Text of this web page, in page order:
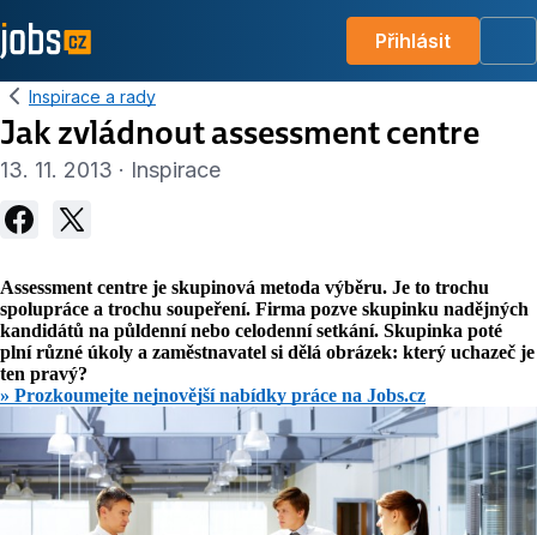
Přihlásit
Inspirace a rady
Jak zvládnout assessment centre
13. 11. 2013 · Inspirace
Assessment centre je skupinová metoda výběru. Je to trochu
spolupráce a trochu soupeření. Firma pozve skupinku nadějných
kandidátů na půldenní nebo celodenní setkání. Skupinka poté
plní různé úkoly a zaměstnavatel si dělá obrázek: který uchazeč je
ten pravý?
» Prozkoumejte nejnovější nabídky práce na Jobs.cz